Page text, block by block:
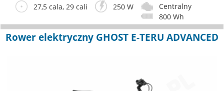
27,5 cala, 29 cali 250 W
Centralny
800 Wh
Rower elektryczny GHOST E-TERU ADVANCED